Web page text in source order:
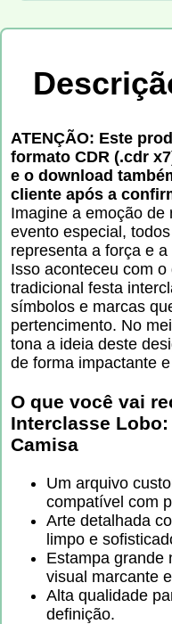
ATENÇÃO: Este
formato CDR (.cdr
e o download
cliente após a
Imagine a emoção de
evento especial,
representa a força e
Isso aconteceu com
tradicional festa
símbolos e marcas
pertencimento. No
tona a ideia deste
de forma impactante
O que você vai
Interclasse
Camisa
Um arquivo
compatível com
Arte detalhada
limpo e
Estampa grande
visual marcante
Alta qualidade
definição.